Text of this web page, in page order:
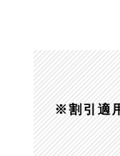
※割引適